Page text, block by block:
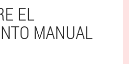
EL
MANUAL